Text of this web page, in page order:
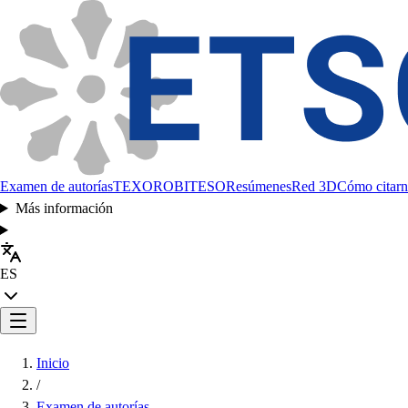
Examen de autoríasTEXOROBITESOResúmenesRed 3DCómo
Más información
ES
Inicio
/